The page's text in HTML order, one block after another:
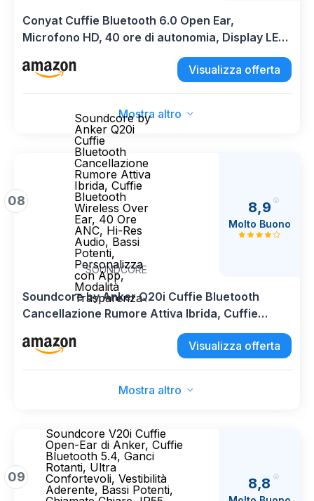
Conyat Cuffie Bluetooth 6.0 Open Ear,
Microfono HD, 40 ore di autonomia, Display LED,
Visualizza offerta
Mostra altro
08
Soundcore by
Anker Q20i
Cuffie
Bluetooth
Cancellazione
Rumore Attiva
Ibrida, Cuffie
Bluetooth
Wireless Over
Ear, 40 Ore
ANC, Hi-Res
Audio, Bassi
Potenti,
Personalizza
con App,
Modalità
Trasparenza
SOUNDCORE
8,9
Molto Buono
Soundcore by Anker Q20i Cuffie Bluetooth
Cancellazione Rumore Attiva Ibrida, Cuffie
Bluetooth Wireless Over Ear, 40 Ore ANC, Hi-
Res Audio, Bassi Potenti, Personalizza con App,
Visualizza offerta
Mostra altro
09
Soundcore V20i Cuffie
Open-Ear di Anker, Cuffie
Bluetooth 5.4, Ganci
Rotanti, Ultra
Confortevoli, Vestibilità
Aderente, Bassi Potenti,
8,8